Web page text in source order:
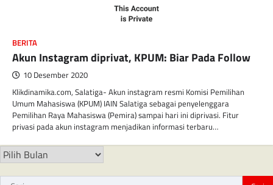
BERITA
Akun Instagram diprivat, KPUM: Biar Pada Follow
10 Desember 2020
Klikdinamika.com, Salatiga- Akun instagram resmi Komisi Pemilihan
Umum Mahasiswa (KPUM) IAIN Salatiga sebagai penyelenggara
Pemilihan Raya Mahasiswa (Pemira) sampai hari ini diprivasi. Fitur
privasi pada akun instagram menjadikan informasi terbaru…